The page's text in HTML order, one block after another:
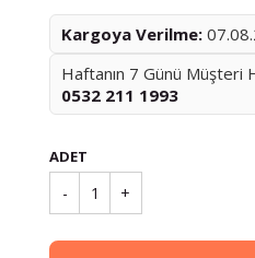
Kargoya Verilme:
Haftanın 7 Günü Müşteri
0532 211 1993
ADET
- 1 +